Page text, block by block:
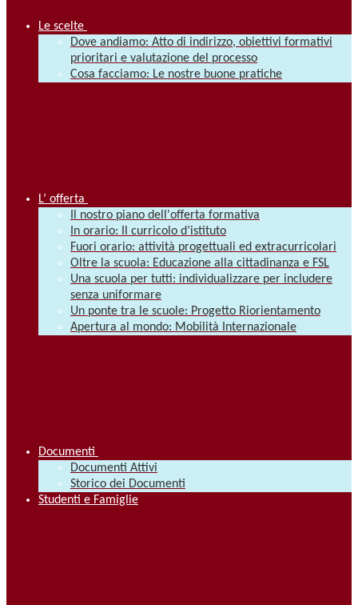
Le scelte
Dove andiamo: Atto di indirizzo, obiettivi formativi
prioritari e valutazione del processo
Cosa facciamo: Le nostre buone pratiche
L’ offerta
Il nostro piano dell'offerta formativa
In orario: Il curricolo d’istituto
Fuori orario: attività progettuali ed extracurricolari
Oltre la scuola: Educazione alla cittadinanza e FSL
Una scuola per tutti: individualizzare per includere
senza uniformare
Un ponte tra le scuole: Progetto Riorientamento
Apertura al mondo: Mobilità Internazionale
Documenti
Documenti Attivi
Storico dei Documenti
Studenti e Famiglie